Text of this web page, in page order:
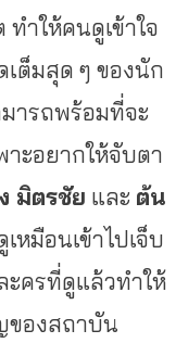
ำให้คนดูเข้าใจ
ต็มสุด ๆ ของนัก
ารถพร้อมที่จะ
ะอยากให้จับตา
มิตรชัย และ ต้น
หมือนเข้าไปเจ็บ
ครที่ดูแล้วทำให้
ของสถาบัน